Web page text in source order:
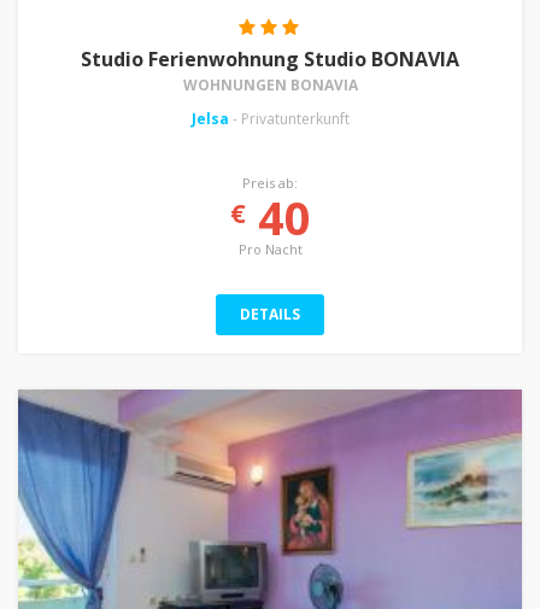
Studio Ferienwohnung Studio BONAVIA
WOHNUNGEN BONAVIA
Jelsa - Privatunterkunft
Preis ab:
€40
Pro Nacht
DETAILS